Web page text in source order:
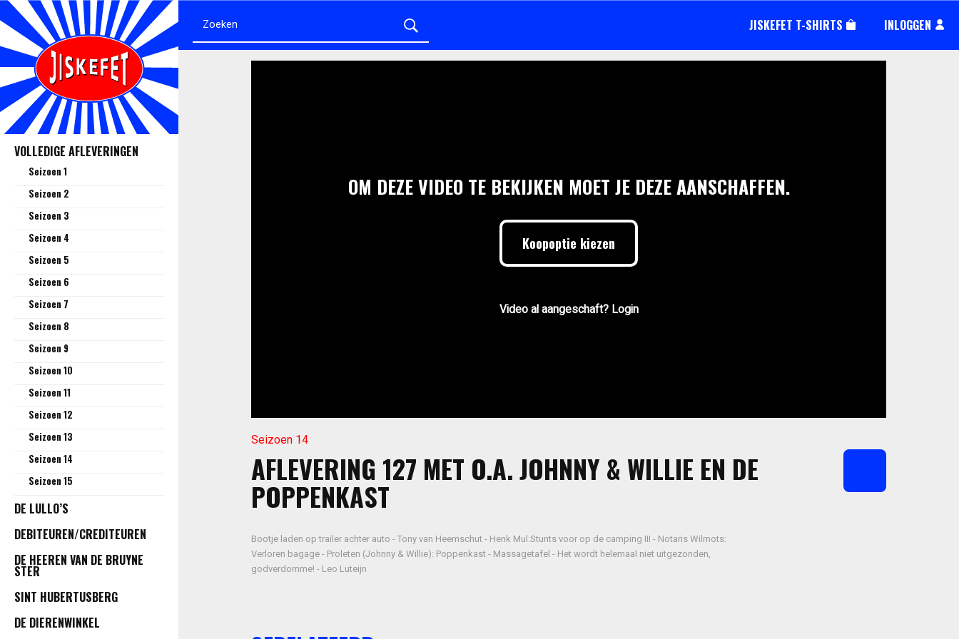
JISKEFET T-SHIRTS INLOGGEN
VOLLEDIGE AFLEVERINGEN
Seizoen 1
Seizoen 2
Seizoen 3
Seizoen 4
Seizoen 5
Seizoen 6
Seizoen 7
Seizoen 8
Seizoen 9
Seizoen 10
Seizoen 11
Seizoen 12
Seizoen 13
Seizoen 14
Seizoen 15
DE LULLO’S
DEBITEUREN/CREDITEUREN
DE HEEREN VAN DE BRUYNE
STER
SINT HUBERTUSBERG
DE DIERENWINKEL
OM DEZE VIDEO TE BEKIJKEN MOET JE DEZE AANSCHAFFEN.
Koopoptie kiezen
Video al aangeschaft? Login
Seizoen 14
AFLEVERING 127 MET O.A. JOHNNY & WILLIE EN DE
POPPENKAST
Bootje laden op trailer achter auto - Tony van Heemschut - Henk Mul:Stunts voor op de camping III - Notaris Wilmots:
Verloren bagage - Proleten (Johnny & Willie): Poppenkast - Massagetafel - Het wordt helemaal niet uitgezonden,
godverdomme! - Leo Luteijn